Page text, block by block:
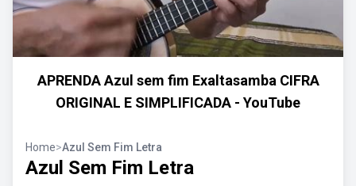
APRENDA Azul sem fim Exaltasamba CIFRA
ORIGINAL E SIMPLIFICADA - YouTube
Home>Azul Sem Fim Letra
Azul Sem Fim Letra